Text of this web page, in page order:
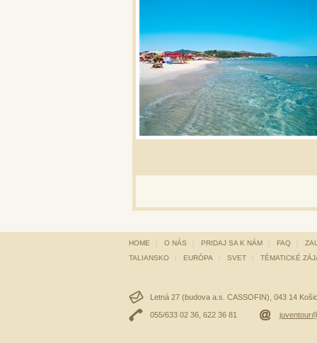
HOME O NÁS PRIDAJ SA K NÁM FAQ
TALIANSKO
EURÓPA SVET TÉMATICKÉ
Letná 27 (budova a.s. CASSOFIN), 043 14
055/633 02 36, 622 36 81